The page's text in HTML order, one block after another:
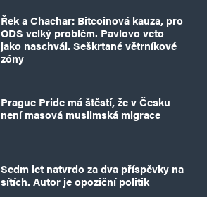
Řek a Chachar: Bitcoinová kauza, pro
ODS velký problém. Pavlovo veto
jako naschvál. Seškrtané větrníkové
zóny
Prague Pride má štěstí, že v Česku
není masová muslimská migrace
Sedm let natvrdo za dva příspěvky na
sítích. Autor je opoziční politik